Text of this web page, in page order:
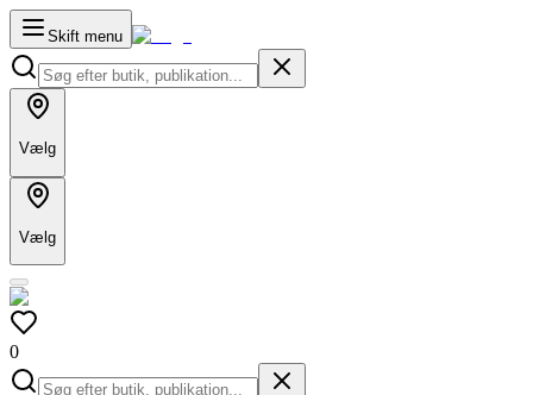
Skift menu
Vælg
Vælg
0